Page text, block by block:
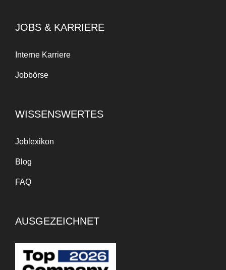
JOBS & KARRIERE
Interne Karriere
Jobbörse
WISSENSWERTES
Joblexikon
Blog
FAQ
AUSGEZEICHNET